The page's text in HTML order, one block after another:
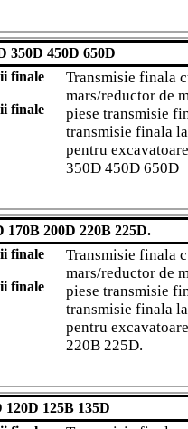
350D 450D 650D
finale
finale
Transmisie finala
mars/reductor de
piese transmisie
transmisie finala
pentru
350D 450D 650D
170B 200D 220B 225D.
finale
finale
Transmisie finala
mars/reductor de
piese transmisie
transmisie finala
pentru
220B 225D.
125B 135D